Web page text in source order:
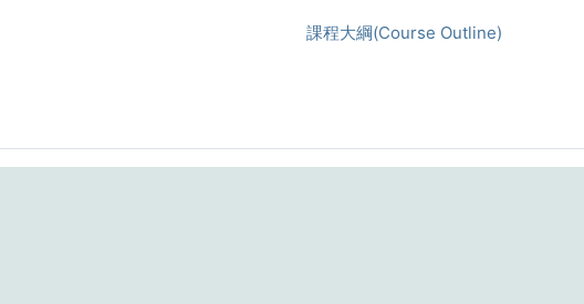
課程大綱(Course Outline)